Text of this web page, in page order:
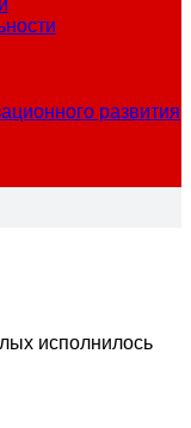
развития
исполнилось